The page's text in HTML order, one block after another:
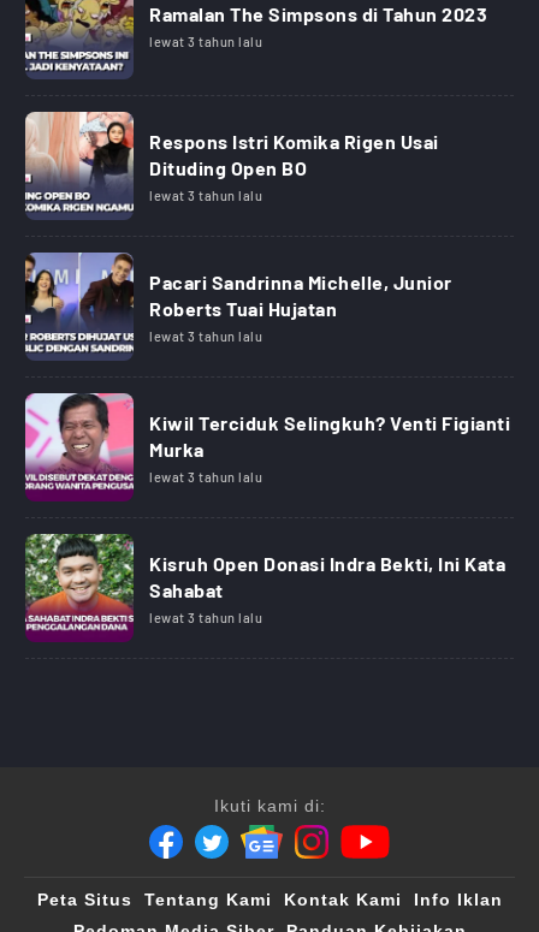
Ramalan The Simpsons di Tahun 2023
lewat 3 tahun lalu
Respons Istri Komika Rigen Usai
Dituding Open BO
lewat 3 tahun lalu
Pacari Sandrinna Michelle, Junior
Roberts Tuai Hujatan
lewat 3 tahun lalu
Kiwil Terciduk Selingkuh? Venti Figianti
Murka
lewat 3 tahun lalu
Kisruh Open Donasi Indra Bekti, Ini Kata
Sahabat
lewat 3 tahun lalu
Ikuti kami di:
Peta Situs Tentang Kami Kontak Kami
Info Iklan